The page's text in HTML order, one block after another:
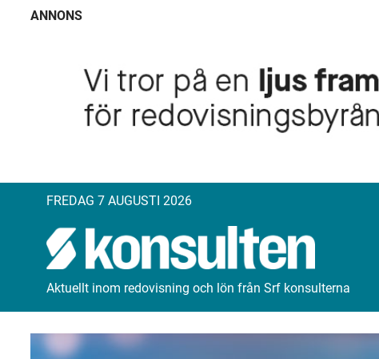
ANNONS
FREDAG 7 AUGUSTI 2026
Aktuellt inom redovisning och lön från Srf konsulterna